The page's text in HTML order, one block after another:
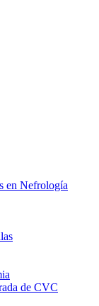
en Nefrología
de CVC